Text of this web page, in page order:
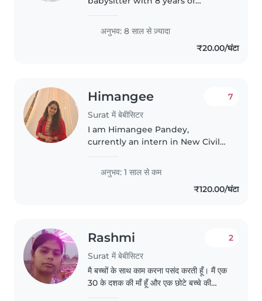
care. I hold a Bachelor of
Business Administration degree
and am first aid certified. I love
अनुभव: 8 साल से ज़्यादा
₹20.00/घंटा
Himangee
Surat में बेबीसिटर
7
I am Himangee Pandey,
currently an intern in New Civil
brothers and my sisters back at
my home, that makes me a
great fit for a babysitter, as..
अनुभव: 1 साल से कम
₹120.00/घंटा
Rashmi
Surat में बेबीसिटर
2
मै बच्चों के साथ काम करना पसंद करती हूँ। मैं एक
30 के दशक की माँ हूँ और एक छोटे बच्चे की